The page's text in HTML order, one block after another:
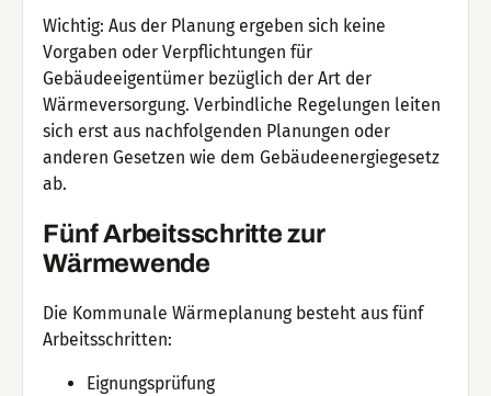
Wichtig: Aus der Planung ergeben sich keine
Vorgaben oder Verpflichtungen für
Gebäudeeigentümer bezüglich der Art der
Wärmeversorgung. Verbindliche Regelungen leiten
sich erst aus nachfolgenden Planungen oder
anderen Gesetzen wie dem Gebäudeenergiegesetz
ab.
Fünf Arbeitsschritte zur
Wärmewende
Die Kommunale Wärmeplanung besteht aus fünf
Arbeitsschritten:
Eignungsprüfung